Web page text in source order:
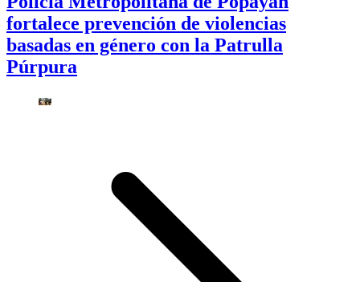
fortalece prevención de violencias
basadas en género con la Patrulla
Púrpura